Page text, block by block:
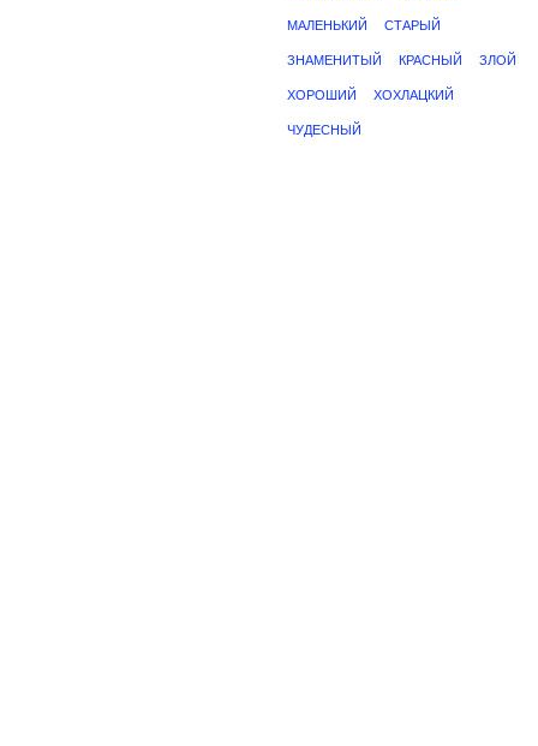
МАЛЕНЬКИЙ СТАРЫЙ
ЗНАМЕНИТЫЙ КРАСНЫЙ ЗЛОЙ
ХОРОШИЙ ХОХЛАЦКИЙ
ЧУДЕСНЫЙ